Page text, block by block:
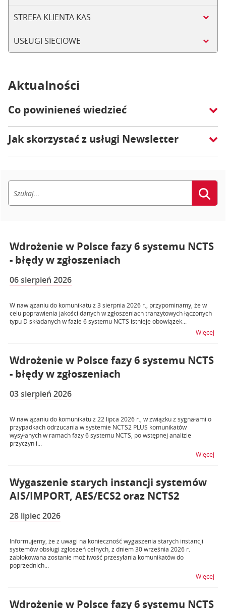
STREFA KLIENTA KAS
USŁUGI SIECIOWE
Aktualności
Co powinieneś wiedzieć
Jak skorzystać z usługi Newsletter
Wdrożenie w Polsce fazy 6 systemu NCTS
- błędy w zgłoszeniach
06 sierpień 2026
W nawiązaniu do komunikatu z 3 sierpnia 2026 r., przypominamy, że w
celu poprawienia jakości danych w zgłoszeniach tranzytowych łączonych
typu D składanych w fazie 6 systemu NCTS istnieje obowiązek...
Więcej
Wdrożenie w Polsce fazy 6 systemu NCTS
- błędy w zgłoszeniach
03 sierpień 2026
W nawiązaniu do komunikatu z 22 lipca 2026 r., w związku z sygnałami o
przypadkach odrzucania w systemie NCTS2 PLUS komunikatów
wysyłanych w ramach fazy 6 systemu NCTS, po wstępnej analizie
przyczyn i...
Więcej
Wygaszenie starych instancji systemów
AIS/IMPORT, AES/ECS2 oraz NCTS2
28 lipiec 2026
Informujemy, że z uwagi na konieczność wygaszenia starych instancji
systemów obsługi zgłoszeń celnych, z dniem 30 września 2026 r.
zablokowana zostanie możliwość przesyłania komunikatów do
poprzednich...
Więcej
Wdrożenie w Polsce fazy 6 systemu NCTS